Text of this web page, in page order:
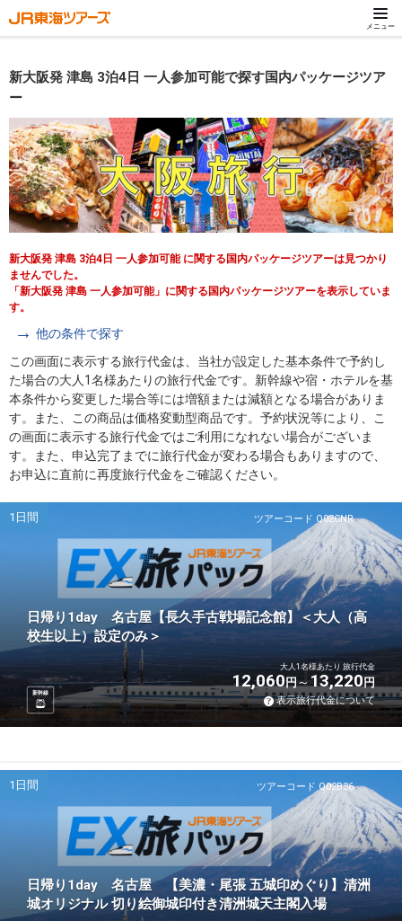
メニュー
新大阪発 津島 3泊4日 一人参加可能で探す国内パッケージツア
ー
新大阪発 津島 3泊4日 一人参加可能 に関する国内パッケージツアーは見つかり
ませんでした。
「新大阪発 津島 一人参加可能」に関する国内パッケージツアーを表示していま
す。
他の条件で探す
この画面に表示する旅行代金は、当社が設定した基本条件で予約し
た場合の大人1名様あたりの旅行代金です。新幹線や宿・ホテルを基
本条件から変更した場合等には増額または減額となる場合がありま
す。また、この商品は価格変動型商品です。予約状況等により、こ
の画面に表示する旅行代金ではご利用になれない場合がございま
す。また、申込完了までに旅行代金が変わる場合もありますので、
お申込に直前に再度旅行代金をご確認ください。
ツアーコード Q02CNR
1日間
日帰り1day 名古屋【長久手古戦場記念館】＜大人（高
校生以上）設定のみ＞
新幹線
大人1名様あたり 旅行代金
12,060円 13,220円
表示旅行代金について
ツアーコード Q02B36
1日間
日帰り1day 名古屋 【美濃・尾張 五城印めぐり】清洲
城オリジナル 切り絵御城印付き清洲城天主閣入場